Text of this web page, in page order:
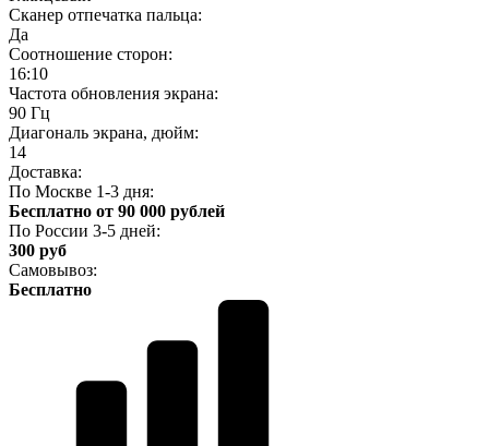
Сканер отпечатка пальца:
Да
Соотношение сторон:
16:10
Частота обновления экрана:
90 Гц
Диагональ экрана, дюйм:
14
Доставка:
По Москве 1-3 дня:
Бесплатно от 90 000 рублей
По России 3-5 дней:
300 руб
Самовывоз:
Бесплатно